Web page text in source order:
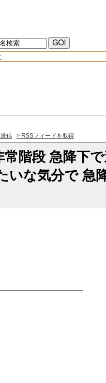
信 > RSSフィードを取得
階段 急降下
いな気分で 急